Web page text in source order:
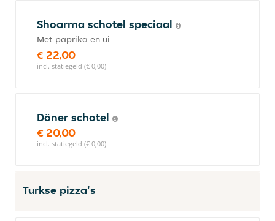
Shoarma schotel speciaal
Met paprika en ui
€ 22,00
incl. statiegeld (€ 0,00)
Döner schotel
€ 20,00
incl. statiegeld (€ 0,00)
Turkse pizza's